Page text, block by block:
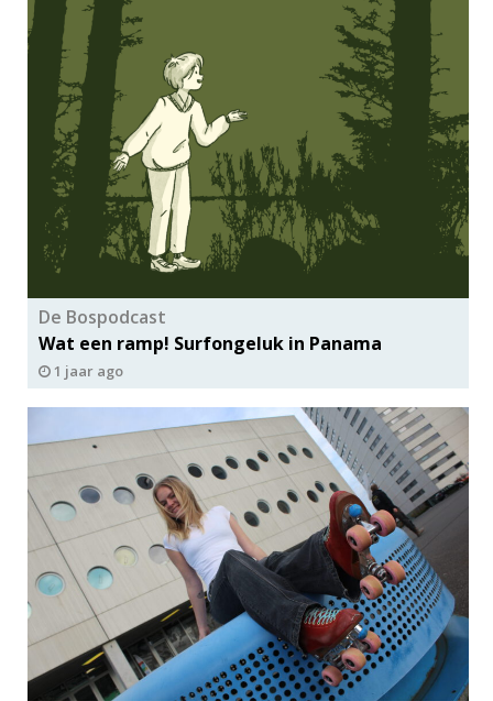
De Bospodcast
Wat een ramp! Surfongeluk in Panama
1 jaar ago